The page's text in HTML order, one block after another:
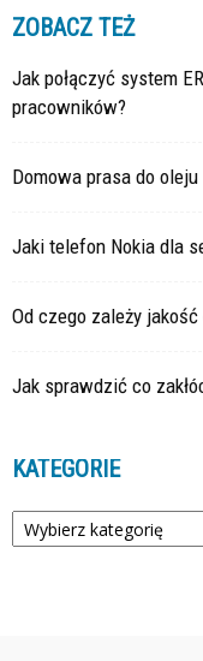
ZOBACZ TEŻ
Jak połączyć system
pracowników?
Domowa prasa do
Jaki telefon Nokia dla
Od czego zależy
Jak sprawdzić co
KATEGORIE
Kategorie